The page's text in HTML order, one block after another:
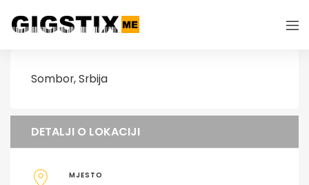
Sombor, Srbija
DETALJI O LOKACIJI
MJESTO